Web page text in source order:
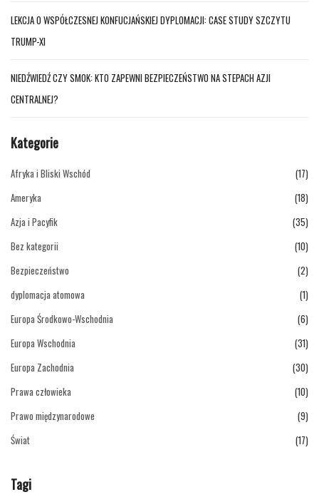
LEKCJA O WSPÓŁCZESNEJ KONFUCJAŃSKIEJ DYPLOMACJI: CASE STUDY SZCZYTU
TRUMP-XI
NIEDŹWIEDŹ CZY SMOK: KTO ZAPEWNI BEZPIECZEŃSTWO NA STEPACH AZJI
CENTRALNEJ?
Kategorie
Afryka i Bliski Wschód
(17)
Ameryka
(18)
Azja i Pacyfik
(35)
Bez kategorii
(10)
Bezpieczeństwo
(2)
dyplomacja atomowa
(1)
Europa Środkowo-Wschodnia
(6)
Europa Wschodnia
(31)
Europa Zachodnia
(30)
Prawa człowieka
(10)
Prawo międzynarodowe
(9)
Świat
(17)
Tagi